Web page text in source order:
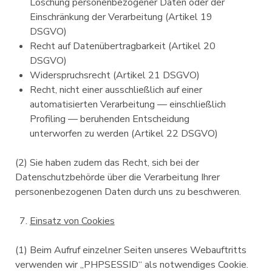
Einschränkung der Verarbeitung (Artikel 19
DSGVO)
Recht auf Datenübertragbarkeit (Artikel 20
DSGVO)
Widerspruchsrecht (Artikel 21 DSGVO)
Recht, nicht einer ausschließlich auf einer
automatisierten Verarbeitung — einschließlich
Profiling — beruhenden Entscheidung
unterworfen zu werden (Artikel 22 DSGVO)
(2) Sie haben zudem das Recht, sich bei der
Datenschutzbehörde über die Verarbeitung Ihrer
personenbezogenen Daten durch uns zu beschweren.
Einsatz von Cookies
(1) Beim Aufruf einzelner Seiten unseres Webauftritts
verwenden wir „PHPSESSID“ als notwendiges Cookie.